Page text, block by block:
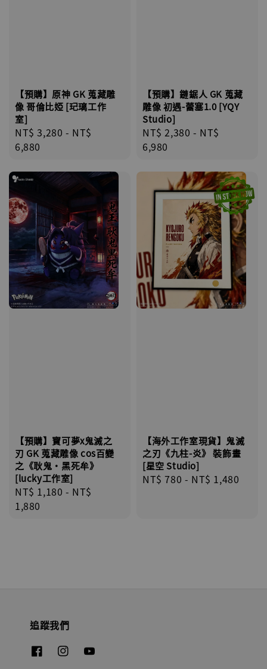
【預購】原神 GK 蒐藏雕
像 哥倫比婭 [玘璃工作
室]
Regular
price
NT$ 3,280 - NT$
6,880
【預購】鏈鋸人 GK 蒐藏
雕像 初遇-蕾塞1.0 [YQY
Studio]
Regular
price
NT$ 2,380 - NT$
6,980
【預購】寶可夢x鬼滅之
刃 GK 蒐藏雕像 cos百變
之《耿鬼・黑死牟》
[lucky工作室]
Regular
price
NT$ 1,180 - NT$
1,880
【海外工作室現貨】鬼滅
之刃《九柱-炎》 裝飾畫
[星空 Studio]
Regular
NT$ 780 - NT$ 1,480
追蹤我們